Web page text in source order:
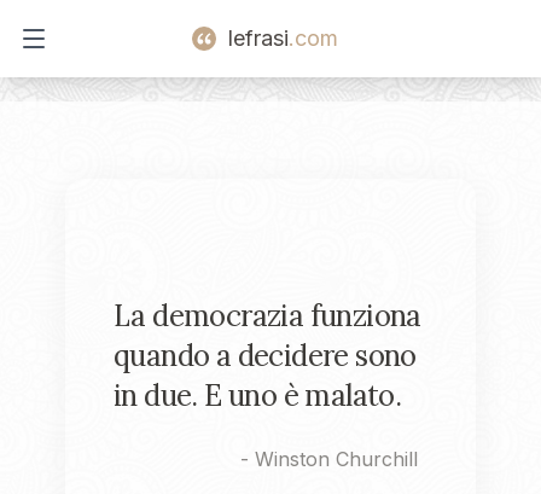
Open main menu
lefrasi.com
La democrazia funziona
quando a decidere sono
in due. E uno è malato.
- Winston Churchill